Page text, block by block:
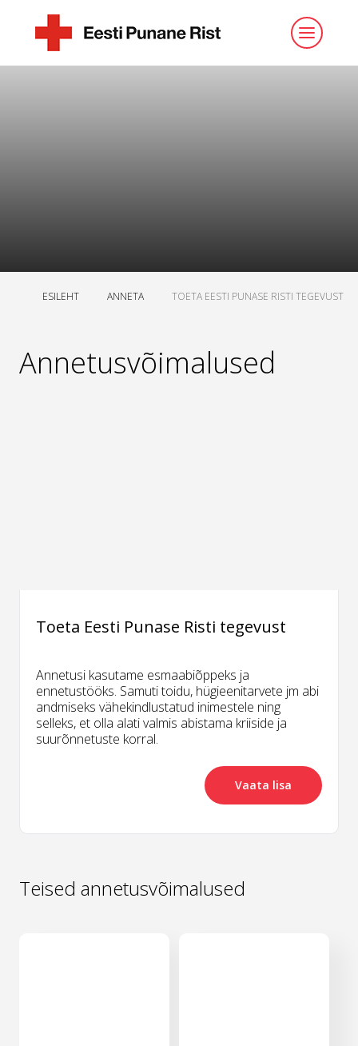
ESILEHT ANNETA TOETA EESTI PUNASE RISTI TEGEVUST
Annetusvõimalused
Toeta Eesti Punase Risti tegevust
Annetusi kasutame esmaabiõppeks ja
ennetustööks. Samuti toidu, hügieenitarvete jm abi
andmiseks vähekindlustatud inimestele ning
selleks, et olla alati valmis abistama kriiside ja
suurõnnetuste korral.
Vaata lisa
Teised annetusvõimalused